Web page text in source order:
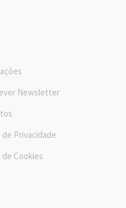
Newsletter
de Privacidade
de Cookies